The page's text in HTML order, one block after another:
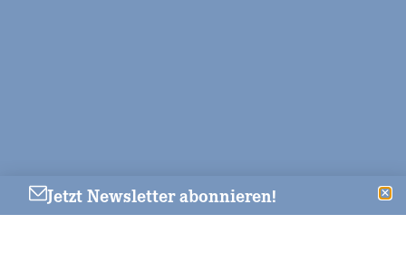
Jetzt Newsletter abonnieren!